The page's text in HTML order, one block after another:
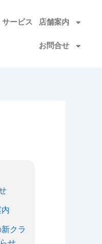
サービス 店舗案内
お問合せ
クラ